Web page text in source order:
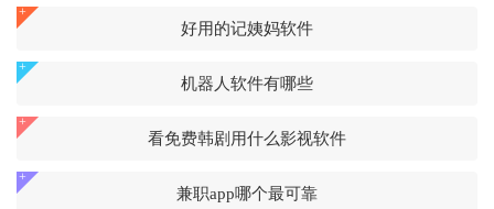
好用的记姨妈软件
机器人软件有哪些
看免费韩剧用什么影视软件
兼职app哪个最可靠